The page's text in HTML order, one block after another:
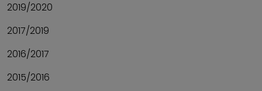
2019/2020
2017/2019
2016/2017
2015/2016